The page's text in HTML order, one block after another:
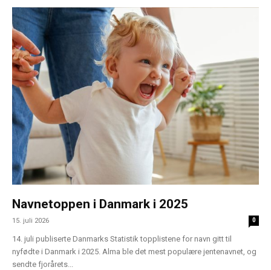
Navnetoppen i Danmark i 2025
15. juli 2026 0
14. juli publiserte Danmarks Statistik topplistene for navn gitt til
nyfødte i Danmark i 2025. Alma ble det mest populære jentenavnet, og
sendte fjorårets...